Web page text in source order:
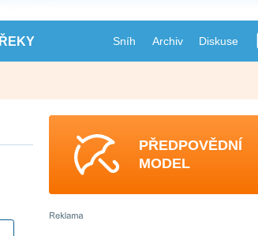
ŘEKY Sníh Archiv Diskuse
PŘEDPOVĚDNÍ
MODEL